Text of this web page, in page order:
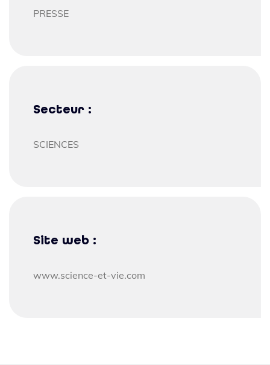
PRESSE
Secteur :
SCIENCES
Site web :
www.science-et-vie.com